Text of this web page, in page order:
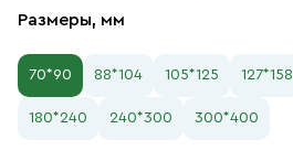
Размеры, мм
70*90 88*104 105*125 127*158
180*240 240*300 300*400